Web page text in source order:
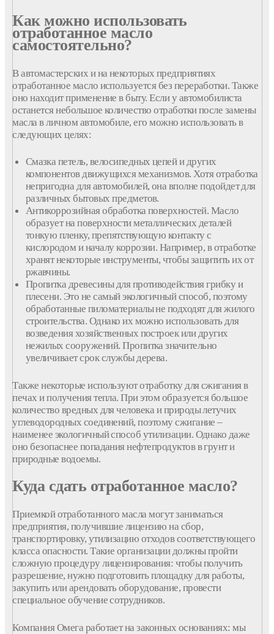
Как можно использовать
отработанное масло
самостоятельно?
В автомастерских и на некоторых предприятиях
отработанное масло используется без переработки. Также
оно находит применение в быту. Если у автомобилиста
останется небольшое количество отработки после замены
масла в личном автомобиле, его можно использовать в
следующих целях:
Смазка петель, велосипедных цепей и других
компонентов движущихся механизмов. Хотя отработка
непригодна для автомобилей, она вполне подойдет для
различных бытовых предметов.
Антикоррозийная обработка поверхностей. Масло
образует на поверхности металлических деталей
тонкую пленку, препятствующую контакту с
кислородом и началу коррозии. Например, в отработке
хранят некоторые инструменты, чтобы защитить их от
ржавчины.
Пропитка древесины для противодействия грибку и
плесени. Это не самый экологичный способ, поэтому
обработанные пиломатериалы не подходят для жилого
строительства. Однако их можно использовать для
возведения хозяйственных построек или других
нежилых сооружений. Пропитка значительно
увеличивает срок службы дерева.
Также некоторые используют отработку для сжигания в
печах и получения тепла. При этом образуется большое
количество вредных для человека и природы летучих
углеводородных соединений, поэтому сжигание –
наименее экологичный способ утилизации. Однако даже
оно безопаснее попадания нефтепродуктов в грунт и
природные водоемы.
Куда сдать отработанное масло?
Приемкой отработанного масла могут заниматься
предприятия, получившие лицензию на сбор,
транспортировку, утилизацию отходов соответствующего
класса опасности. Такие организации должны пройти
сложную процедуру лицензирования: чтобы получить
разрешение, нужно подготовить площадку для работы,
закупить или арендовать оборудование, провести
специальное обучение сотрудников.
Компания Омега работает на законных основаниях: мы